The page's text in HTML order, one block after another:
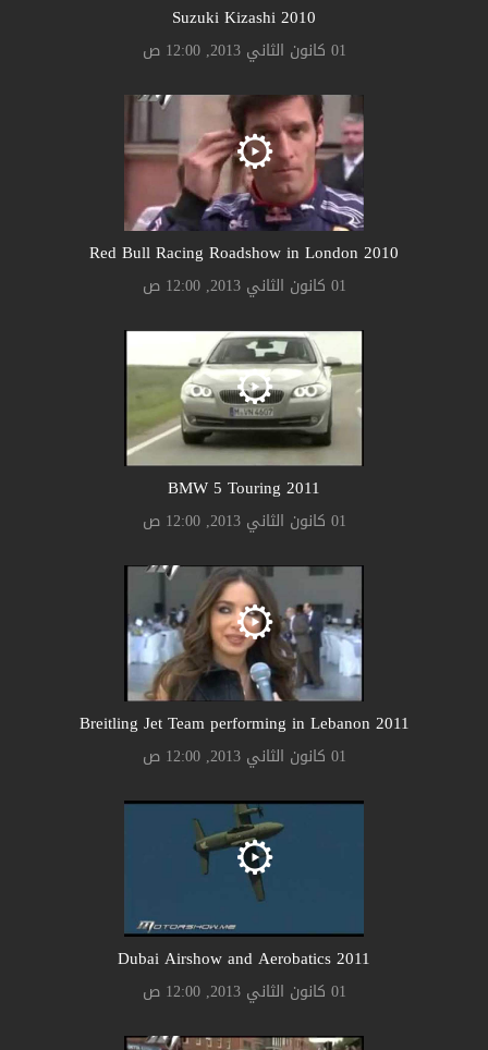
Suzuki Kizashi 2010
01 كانون الثاني 2013, 12:00 ص
2010 Red Bull Racing Roadshow in London
01 كانون الثاني 2013, 12:00 ص
2011 BMW 5 Touring
01 كانون الثاني 2013, 12:00 ص
2011 Breitling Jet Team performing in Lebanon
01 كانون الثاني 2013, 12:00 ص
2011 Dubai Airshow and Aerobatics
01 كانون الثاني 2013, 12:00 ص